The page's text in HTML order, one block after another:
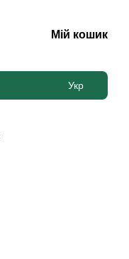
Мій кошик
Укр